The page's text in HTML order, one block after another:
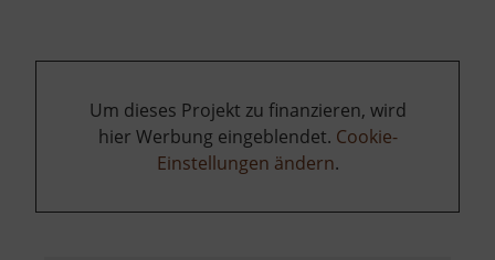
Um dieses Projekt zu finanzieren, wird
hier Werbung eingeblendet. Cookie-
Einstellungen ändern.